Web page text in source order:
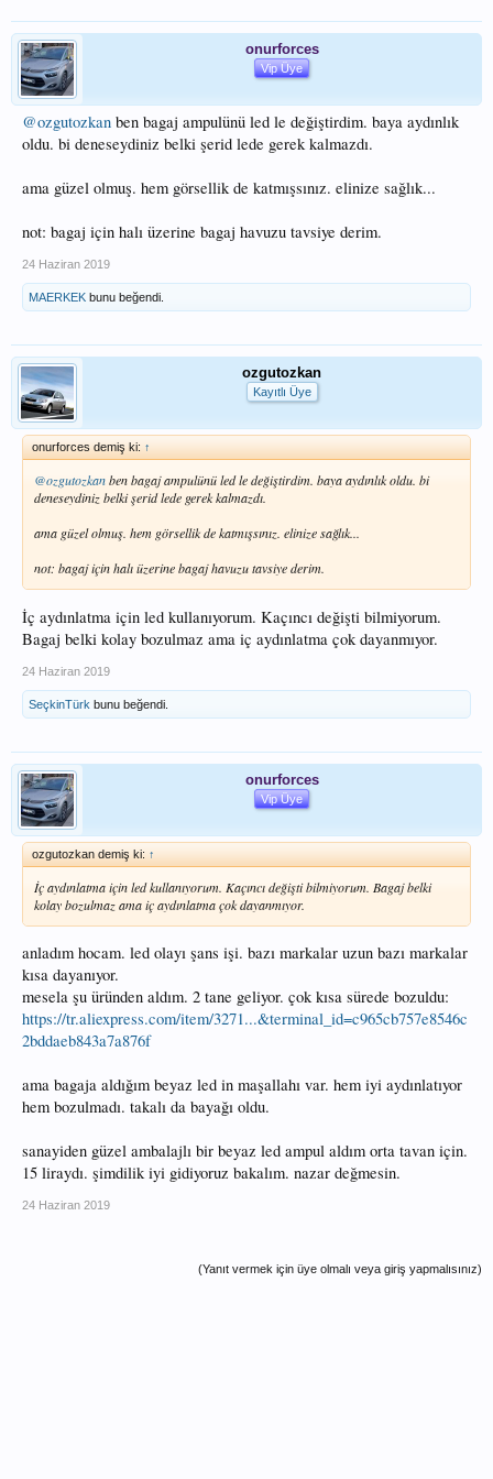
onurforces
Vip Üye
@ozgutozkan ben bagaj ampulünü led le değiştirdim. baya aydınlık
oldu. bi deneseydiniz belki şerid lede gerek kalmazdı.
ama güzel olmuş. hem görsellik de katmışsınız. elinize sağlık...
not: bagaj için halı üzerine bagaj havuzu tavsiye derim.
24 Haziran 2019
MAERKEK bunu beğendi.
ozgutozkan
Kayıtlı Üye
onurforces demiş ki: ↑
@ozgutozkanben bagaj ampulünü led le değiştirdim. baya aydınlık oldu. bi
deneseydiniz belki şerid lede gerek kalmazdı.
ama güzel olmuş. hem görsellik de katmışsınız. elinize sağlık...
not: bagaj için halı üzerine bagaj havuzu tavsiye derim.
İç aydınlatma için led kullanıyorum. Kaçıncı değişti bilmiyorum.
Bagaj belki kolay bozulmaz ama iç aydınlatma çok dayanmıyor.
24 Haziran 2019
SeçkinTürk bunu beğendi.
onurforces
Vip Üye
ozgutozkan demiş ki: ↑
İç aydınlatma için led kullanıyorum. Kaçıncı değişti bilmiyorum. Bagaj belki
kolay bozulmaz ama iç aydınlatma çok dayanmıyor.
anladım hocam. led olayı şans işi. bazı markalar uzun bazı markalar
kısa dayanıyor.
mesela şu üründen aldım. 2 tane geliyor. çok kısa sürede bozuldu:
https://tr.aliexpress.com/item/3271...&terminal_id=c965cb757e8546c
2bddaeb843a7a876f
ama bagaja aldığım beyaz led in maşallahı var. hem iyi aydınlatıyor
hem bozulmadı. takalı da bayağı oldu.
sanayiden güzel ambalajlı bir beyaz led ampul aldım orta tavan için.
15 liraydı. şimdilik iyi gidiyoruz bakalım. nazar değmesin.
24 Haziran 2019
(Yanıt vermek için üye olmalı veya giriş yapmalısınız)